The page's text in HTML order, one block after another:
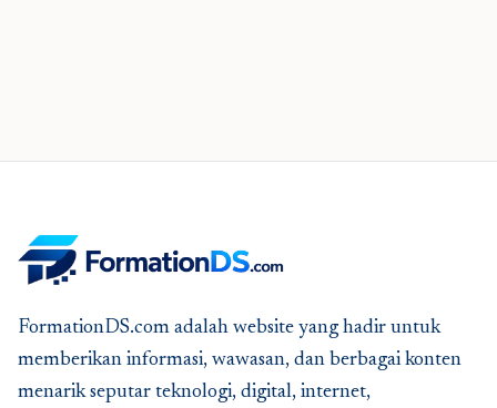
FormationDS.com adalah website yang hadir untuk
memberikan informasi, wawasan, dan berbagai konten
menarik seputar teknologi, digital, internet,